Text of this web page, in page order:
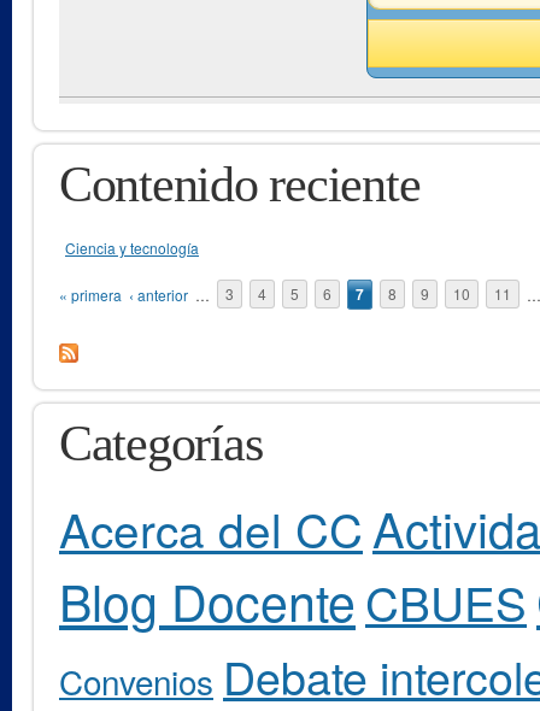
Contenido reciente
Ciencia y tecnología
Páginas
« primera ‹ anterior … 3 4 5 6 7 8 9 10 11 …
Categorías
Acerca del CC
Blog Docente CBUES
Convenios Debate